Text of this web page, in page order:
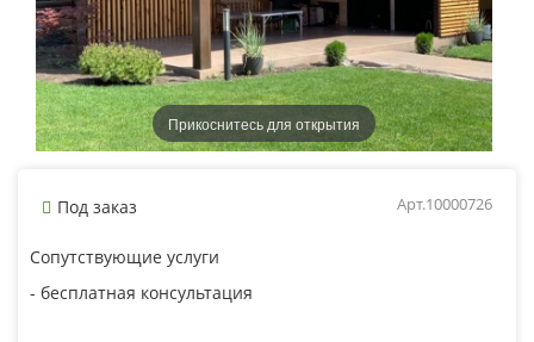
Прикоснитесь для открытия
Под заказ Арт.10000726
Сопутствующие услуги
- бесплатная консультация